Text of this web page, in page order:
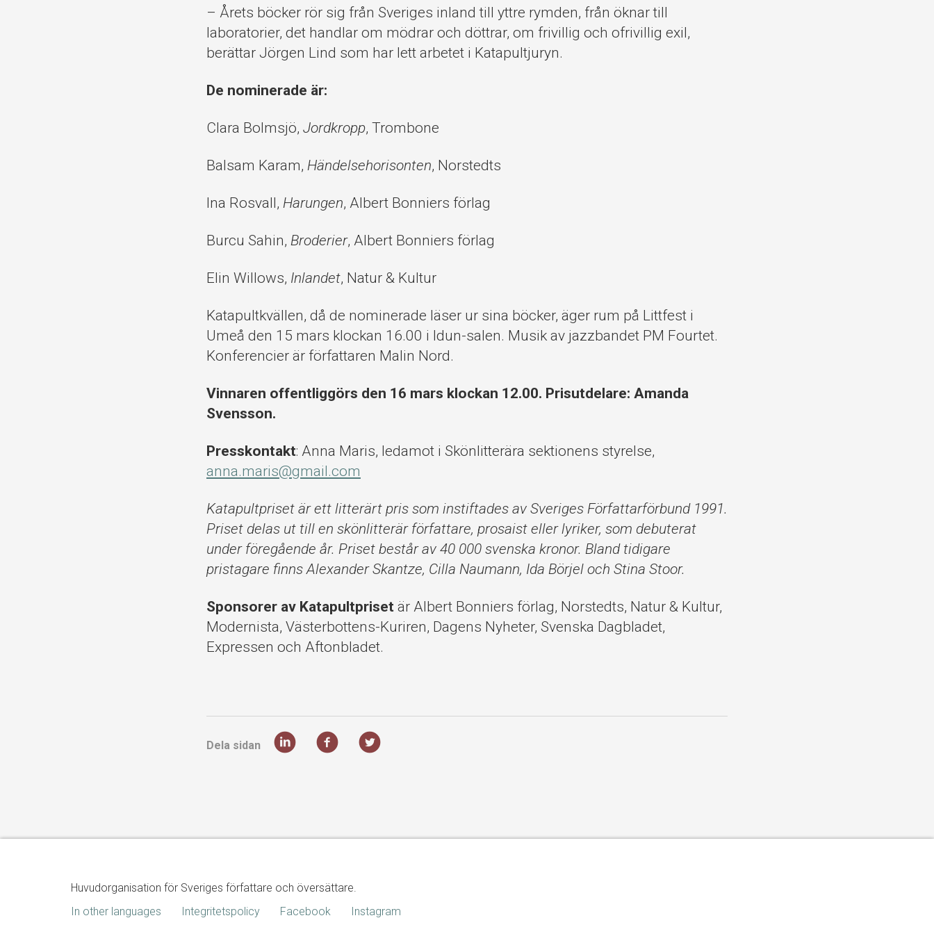
– Årets böcker rör sig från Sveriges inland till yttre rymden, från öknar till
laboratorier, det handlar om mödrar och döttrar, om frivillig och ofrivillig exil,
berättar Jörgen Lind som har lett arbetet i Katapultjuryn.
De nominerade är:
Clara Bolmsjö, Jordkropp, Trombone
Balsam Karam, Händelsehorisonten, Norstedts
Ina Rosvall, Harungen, Albert Bonniers förlag
Burcu Sahin, Broderier, Albert Bonniers förlag
Elin Willows, Inlandet, Natur & Kultur
Katapultkvällen, då de nominerade läser ur sina böcker, äger rum på Littfest i
Umeå den 15 mars klockan 16.00 i Idun-salen. Musik av jazzbandet PM Fourtet.
Konferencier är författaren Malin Nord.
Vinnaren offentliggörs den 16 mars klockan 12.00. Prisutdelare: Amanda
Svensson.
Presskontakt: Anna Maris, ledamot i Skönlitterära sektionens styrelse,
anna.maris@gmail.com
Katapultpriset är ett litterärt pris som instiftades av Sveriges Författarförbund 1991.
Priset delas ut till en skönlitterär författare, prosaist eller lyriker, som debuterat
under föregående år. Priset består av 40 000 svenska kronor. Bland tidigare
pristagare finns Alexander Skantze, Cilla Naumann, Ida Börjel och Stina Stoor.
Sponsorer av Katapultpriset är Albert Bonniers förlag, Norstedts, Natur & Kultur,
Modernista, Västerbottens-Kuriren, Dagens Nyheter, Svenska Dagbladet,
Expressen och Aftonbladet.
Dela sidan
Huvudorganisation för Sveriges författare och översättare.
In other languages
Integritetspolicy Facebook Instagram